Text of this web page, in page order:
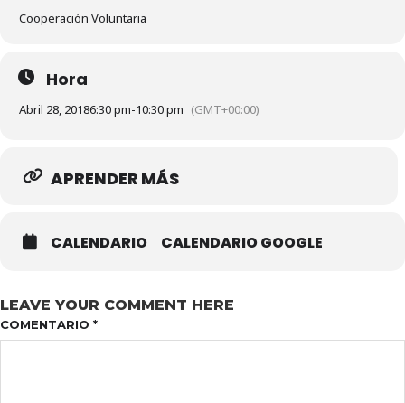
Cooperación Voluntaria
Hora
Abril 28, 20186:30 pm-10:30 pm (GMT+00:00)
APRENDER MÁS
CALENDARIO CALENDARIO GOOGLE
LEAVE YOUR COMMENT HERE
COMENTARIO *